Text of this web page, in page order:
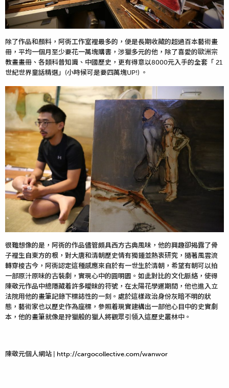
除了作品和顏料，阿衖工作室裡最多的，便是長期收藏的超過百本藝術畫
冊，平均一個月至少要花一萬塊購書，涉獵多元的他，除了喜愛的歐洲宗
教畫畫冊、各類科普知識、中國歷史，更有得意以8000元入手的全套「 21
世紀世界童話精選」(小時候可是要四萬塊UP!) 。
很難想像的是，阿衖的作品儘管頗具西方古典風味，他的興趣卻揭露了骨
子裡生自東方的根，對大唐和清朝歷史情有獨鍾並熱衷研究，隨著風雲流
轉穿梭古今，阿衖認定這種感應來自於有一世生於清朝，希望有朝可以拍
一部原汁原味的古裝劇，實現心中的圓明園。如此對比的文化脈絡，使得
陳敬元作品中總隱藏着許多曖昧的符號，在太陽花學運期間，他也進入立
法院用他的畫筆記錄下標誌性的一刻。處於這樣政治身份灰暗不明的狀
態，藝術家也以歷史作為座標，參照着現實建構出一部他心目中的史實劇
本，他的畫筆就像是狩獵般的獵人將觀眾引領入這歷史叢林中。
陳敬元個人網站 | http://cargocollective.com/wanwor